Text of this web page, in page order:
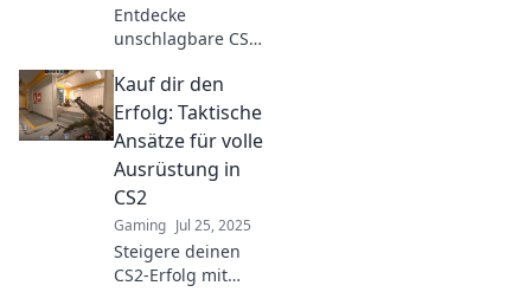
Entdecke
unschlagbare CS2
deinen
Einkaufsbummel!
Hol dir den besten
Warenkorb und
dominiere im
Spiel!
Kauf dir den
Erfolg: Taktische
Ansätze für volle
Ausrüstung in
CS2
Gaming Jul 25, 2025
Steigere deinen
CS2-Erfolg mit